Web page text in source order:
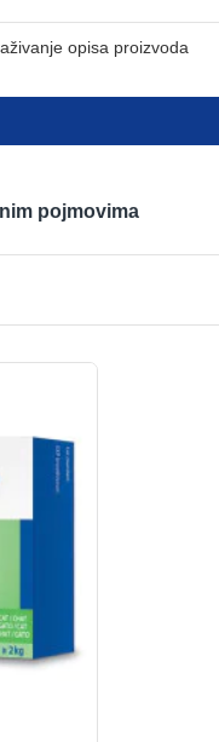
opisa proizvoda
pojmovima